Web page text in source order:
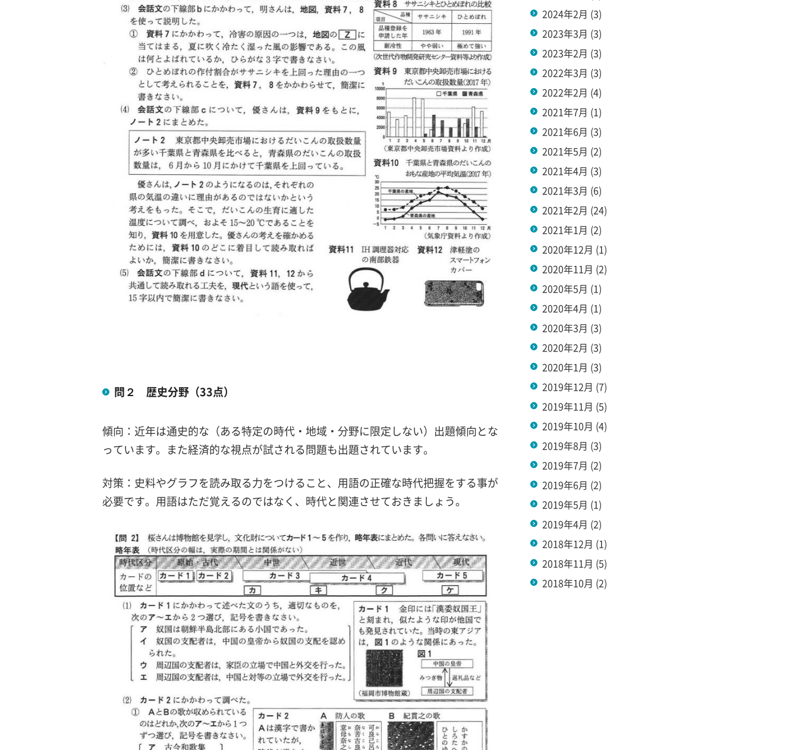
問２ 歴史分野（33点）
傾向：近年は通史的な（ある特定の時代・地域・分野に限定しない）出題傾向とな
っています。また経済的な視点が試される問題も出題されています。
対策：史料やグラフを読み取る力をつけること、用語の正確な時代把握をする事が
必要です。用語はただ覚えるのではなく、時代と関連させておきましょう。
2024年2月 (3)
2023年3月 (3)
2023年2月 (3)
2022年3月 (3)
2022年2月 (4)
2021年7月 (1)
2021年6月 (3)
2021年5月 (2)
2021年4月 (3)
2021年3月 (6)
2021年2月 (24)
2021年1月 (2)
2020年12月 (1)
2020年11月 (2)
2020年5月 (1)
2020年4月 (1)
2020年3月 (3)
2020年2月 (3)
2020年1月 (3)
2019年12月 (7)
2019年11月 (5)
2019年10月 (4)
2019年8月 (3)
2019年7月 (2)
2019年6月 (2)
2019年5月 (1)
2019年4月 (2)
2018年12月 (1)
2018年11月 (5)
2018年10月 (2)